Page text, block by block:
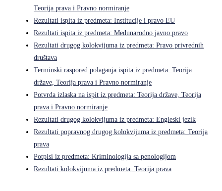
Teorija prava i Pravno normiranje
Rezultati ispita iz predmeta: Institucije i pravo EU
Rezultati ispita iz predmeta: Međunarodno javno pravo
Rezultati drugog kolokvijuma iz predmeta: Pravo privrednih
društava
Terminski raspored polaganja ispita iz predmeta: Teorija
države, Teorija prava i Pravno normiranje
Potvrda izlaska na ispit iz predmeta: Teorija države, Teorija
prava i Pravno normiranje
Rezultati drugog kolokvijuma iz predmeta: Engleski jezik
Rezultati popravnog drugog kolokvijuma iz predmeta: Teorija
prava
Potpisi iz predmeta: Kriminologija sa penologijom
Rezultati kolokvijuma iz predmeta: Teorija prava